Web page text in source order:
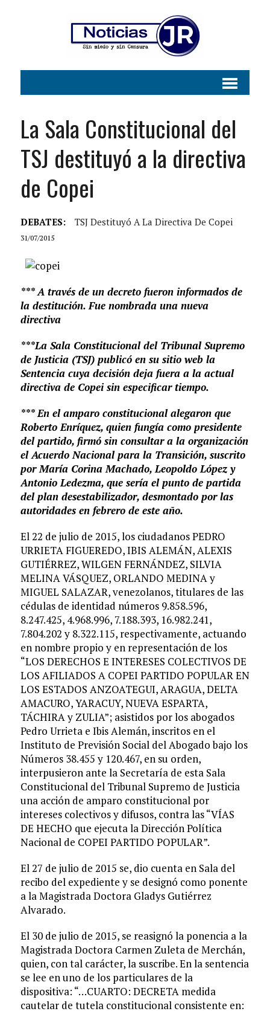
La Sala Constitucional del
TSJ destituyó a la directiva
de Copei
DEBATES: TSJ Destituyó A La Directiva De Copei
31/07/2015
*** A través de un decreto fueron informados de
la destitución. Fue nombrada una nueva
directiva
***La Sala Constitucional del Tribunal Supremo
de Justicia (TSJ) publicó en su sitio web la
Sentencia cuya decisión deja fuera a la actual
directiva de Copei sin especificar tiempo.
*** En el amparo constitucional alegaron que
Roberto Enríquez, quien fungía como presidente
del partido, firmó sin consultar a la organización
el Acuerdo Nacional para la Transición, suscrito
por María Corina Machado, Leopoldo López y
Antonio Ledezma, que sería el punto de partida
del plan desestabilizador, desmontado por las
autoridades en febrero de este año.
El 22 de julio de 2015, los ciudadanos PEDRO
URRIETA FIGUEREDO, IBIS ALEMÁN, ALEXIS
GUTIÉRREZ, WILGEN FERNÁNDEZ, SILVIA
MELINA VÁSQUEZ, ORLANDO MEDINA y
MIGUEL SALAZAR, venezolanos, titulares de las
cédulas de identidad números 9.858.596,
8.247.425, 4.968.996, 7.188.393, 16.982.241,
7.804.202 y 8.322.115, respectivamente, actuando
en nombre propio y en representación de los
“LOS DERECHOS E INTERESES COLECTIVOS DE
LOS AFILIADOS A COPEI PARTIDO POPULAR EN
LOS ESTADOS ANZOATEGUI, ARAGUA, DELTA
AMACURO, YARACUY, NUEVA ESPARTA,
TÁCHIRA y ZULIA”; asistidos por los abogados
Pedro Urrieta e Ibis Alemán, inscritos en el
Instituto de Previsión Social del Abogado bajo los
Números 38.455 y 120.467, en su orden,
interpusieron ante la Secretaría de esta Sala
Constitucional del Tribunal Supremo de Justicia
una acción de amparo constitucional por
intereses colectivos y difusos, contra las “VÍAS
DE HECHO que ejecuta la Dirección Política
Nacional de COPEI PARTIDO POPULAR”.
El 27 de julio de 2015 se, dio cuenta en Sala del
recibo del expediente y se designó como ponente
a la Magistrada Doctora Gladys Gutiérrez
Alvarado.
El 30 de julio de 2015, se reasignó la ponencia a la
Magistrada Doctora Carmen Zuleta de Merchán,
quien, con tal carácter, la suscribe. En la sentencia
se lee en uno de los particulares de la
dispositiva: “…CUARTO: DECRETA medida
cautelar de tutela constitucional consistente en: